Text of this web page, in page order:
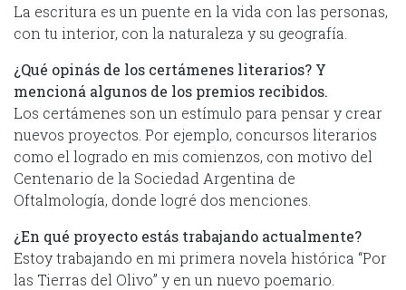
La escritura es un puente en la vida con las personas,
con tu interior, con la naturaleza y su geografía.
¿Qué opinás de los certámenes literarios? Y
mencioná algunos de los premios recibidos.
Los certámenes son un estímulo para pensar y crear
nuevos proyectos. Por ejemplo, concursos literarios
como el logrado en mis comienzos, con motivo del
Centenario de la Sociedad Argentina de
Oftalmología, donde logré dos menciones.
¿En qué proyecto estás trabajando actualmente?
Estoy trabajando en mi primera novela histórica “Por
las Tierras del Olivo” y en un nuevo poemario.